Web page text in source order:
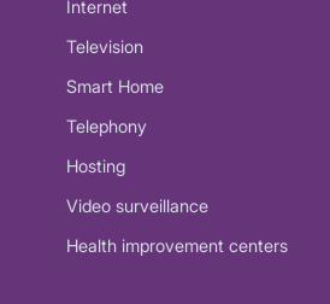
Internet
Television
Smart Home
Telephony
Hosting
Video surveillance
Health improvement centers